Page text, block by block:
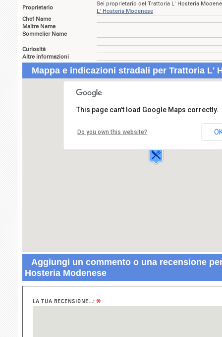
Proprietario
Sei proprietario del Trattoria L' Hosteria
L' Hosteria Modenese
Chef Name
Maitre Name
Sommelier Name
Curiosità
Altre informazioni
Mappa e indicazioni stradali per Trattoria L'
35030 CERVARESE SANTA
This page can't load Google Maps correctly.
Do you own this website?
Aggiungi un commento o una recensione
Hosteria Modenese
LA TUA RECENSIONE...: *